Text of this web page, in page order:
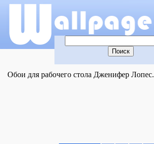
Обои для рабочего стола Дженифер Лопес.